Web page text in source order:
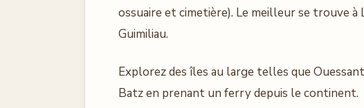
ossuaire et cimetière). Le meilleur se trouve
Guimiliau.
Explorez des îles au large telles que
Batz en prenant un ferry depuis le continent.